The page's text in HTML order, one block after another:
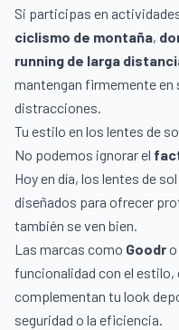
Si participas en
ciclismo de montaña,
running de larga
mantengan firmemente
distracciones.
Tu estilo en los lentes de
No podemos ignorar el
Hoy en día, los lentes de
diseñados para ofrecer
también se ven bien.
Las marcas como Goodro
funcionalidad con el
complementan tu look
seguridad o la eficiencia.